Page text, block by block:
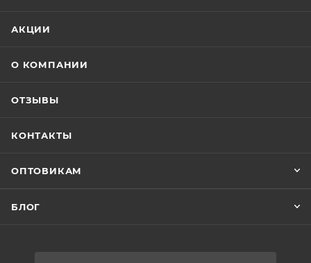
АКЦИИ
О КОМПАНИИ
ОТЗЫВЫ
КОНТАКТЫ
ОПТОВИКАМ
БЛОГ